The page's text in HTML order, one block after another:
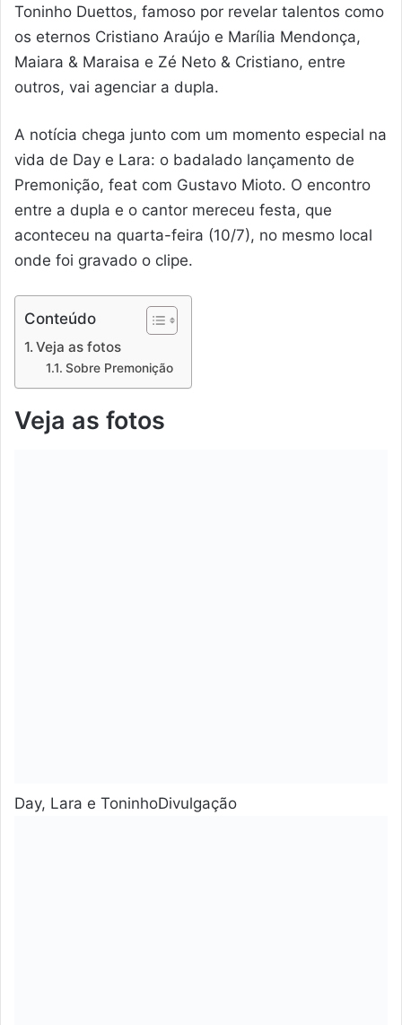
Toninho Duettos, famoso por revelar talentos como
os eternos Cristiano Araújo e Marília Mendonça,
Maiara & Maraisa e Zé Neto & Cristiano, entre
outros, vai agenciar a dupla.
A notícia chega junto com um momento especial na
vida de Day e Lara: o badalado lançamento de
Premonição, feat com Gustavo Mioto. O encontro
entre a dupla e o cantor mereceu festa, que
aconteceu na quarta-feira (10/7), no mesmo local
onde foi gravado o clipe.
Conteúdo
Veja as fotos
Sobre Premonição
Veja as fotos
Day, Lara e ToninhoDivulgação